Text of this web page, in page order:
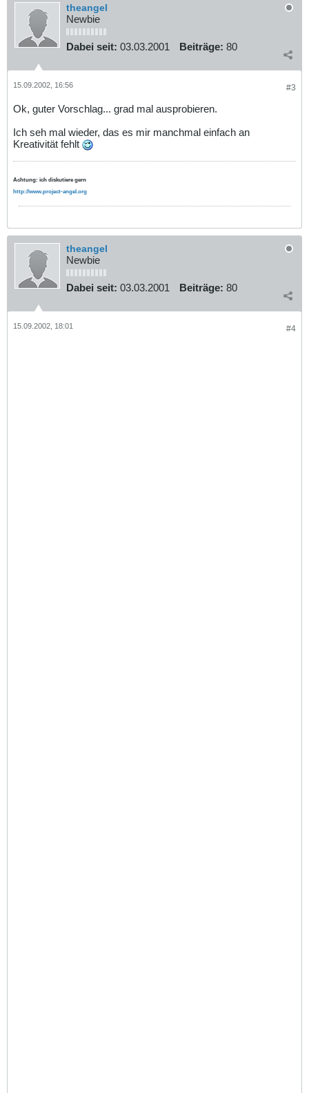
theangel
Newbie
Dabei seit: 03.03.2001 Beiträge: 80
#3
15.09.2002, 16:56
Ok, guter Vorschlag... grad mal ausprobieren.
Ich seh mal wieder, das es mir manchmal einfach an
Kreativität fehlt
Achtung: ich diskutiere gern
http://www.project-angel.org
theangel
Newbie
Dabei seit: 03.03.2001 Beiträge: 80
#4
15.09.2002, 18:01